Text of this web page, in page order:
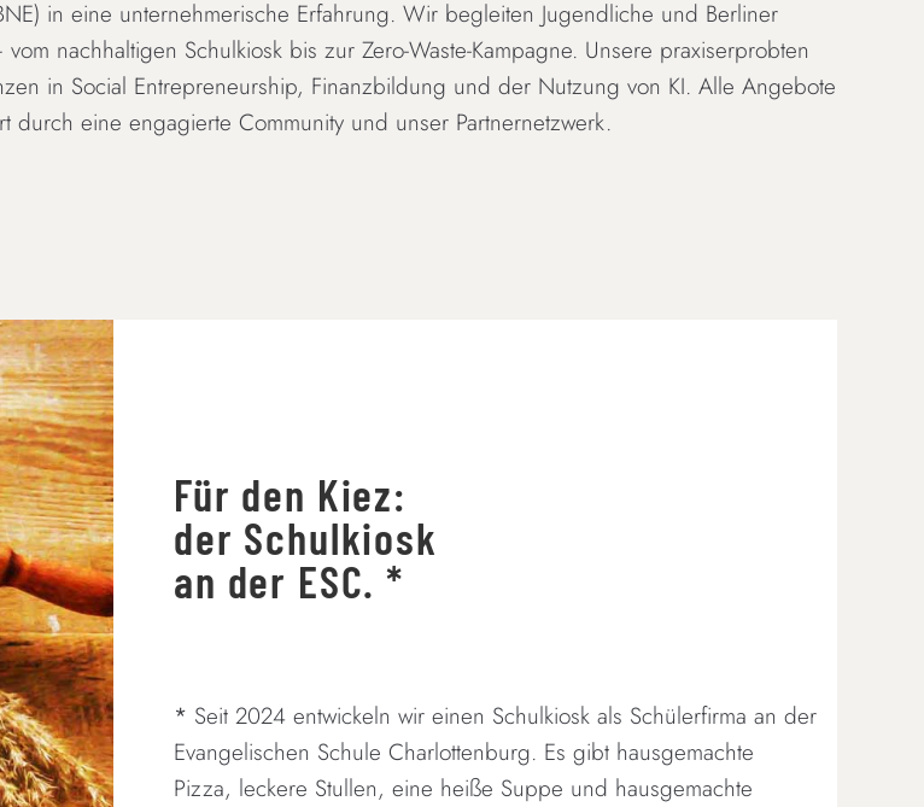
in eine unternehmerische Erfahrung. Wir begleiten Jugendliche und Berliner
nachhaltigen Schulkiosk bis zur Zero-Waste-Kampagne. Unsere praxiserprobten
in Social Entrepreneurship, Finanzbildung und der Nutzung von KI. Alle Angebote
eine engagierte Community und unser Partnernetzwerk.
Für den Kiez:
der Schulkiosk
an der ESC. *
* Seit 2024 entwickeln wir einen Schulkiosk als Schülerfirma an der
Evangelischen Schule Charlottenburg. Es gibt hausgemachte
Pizza, leckere Stullen, eine heiße Suppe und hausgemachte